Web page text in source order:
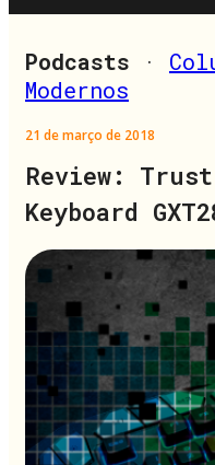
Podcasts ·
Modernos
21 de março de 2018
Review: Trust
Keyboard